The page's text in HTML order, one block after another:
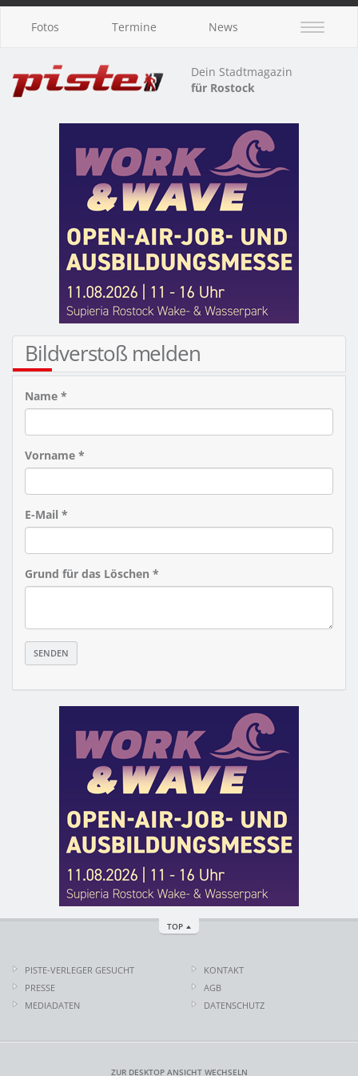
Fotos Termine News
Dein Stadtmagazin
für Rostock
Bildverstoß melden
Name *
Vorname *
E-Mail *
Grund für das Löschen *
TOP
PISTE-VERLEGER GESUCHT
PRESSE
MEDIADATEN
KONTAKT
AGB
DATENSCHUTZ
ZUR DESKTOP ANSICHT WECHSELN